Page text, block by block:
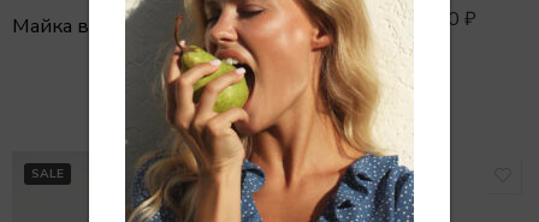
Майка в рубчик BALANCE из хлопка 12900 ₽ 10990 ₽
SALE РАСПРОДАНО